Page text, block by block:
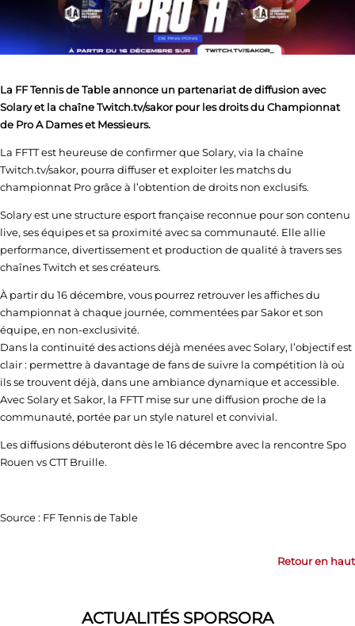
La FF Tennis de Table annonce un partenariat de diffusion avec
Solary et la chaîne Twitch.tv/sakor pour les droits du Championnat
de Pro A Dames et Messieurs.
La FFTT est heureuse de confirmer que Solary, via la chaîne
Twitch.tv/sakor, pourra diffuser et exploiter les matchs du
championnat Pro grâce à l’obtention de droits non exclusifs.
Solary est une structure esport française reconnue pour son contenu
live, ses équipes et sa proximité avec sa communauté. Elle allie
performance, divertissement et production de qualité à travers ses
chaînes Twitch et ses créateurs.
À partir du 16 décembre, vous pourrez retrouver les affiches du
championnat à chaque journée, commentées par Sakor et son
équipe, en non-exclusivité.
Dans la continuité des actions déjà menées avec Solary, l’objectif est
clair : permettre à davantage de fans de suivre la compétition là où
ils se trouvent déjà, dans une ambiance dynamique et accessible.
Avec Solary et Sakor, la FFTT mise sur une diffusion proche de la
communauté, portée par un style naturel et convivial.
Les diffusions débuteront dès le 16 décembre avec la rencontre Spo
Rouen vs CTT Bruille.
Source : FF Tennis de Table
Retour en haut
ACTUALITÉS SPORSORA